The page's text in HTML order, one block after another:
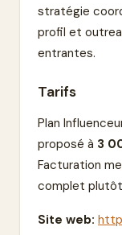
stratégie
profil et
entrantes.
Tarifs
Plan
proposé à 3
Facturation
complet plutôt
Site web: